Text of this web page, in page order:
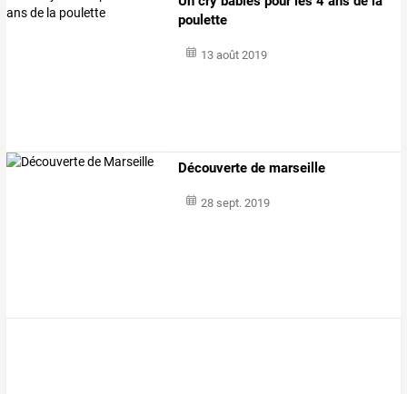
poulette
13 août 2019
Découverte de marseille
28 sept. 2019